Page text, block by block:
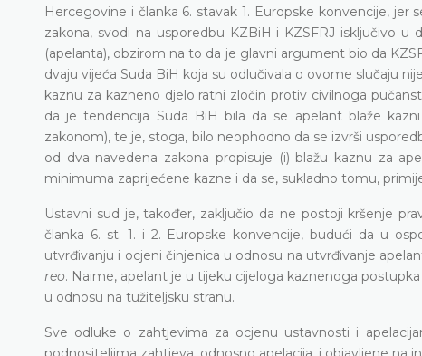
Hercegovine i članka 6. stavak 1. Europske konvencije, jer
zakona, svodi na usporedbu KZBiH i KZSFRJ isključivo
(apelanta), obzirom na to da je glavni argument bio da
dvaju vijeća Suda BiH koja su odlučivala o ovome slučaju
kaznu za kazneno djelo ratni zločin protiv civilnoga
da je tendencija Suda BiH bila da se apelant blaže
zakonom), te je, stoga, bilo neophodno da se izvrši
od dva navedena zakona propisuje (i) blažu kaznu za
minimuma zaprijećene kazne i da se, sukladno tomu,
Ustavni sud je, također, zaključio da ne postoji kršenje
članka 6. st. 1. i 2. Europske konvencije, budući da u
utvrđivanju i ocjeni činjenica u odnosu na utvrđivanje
reo. Naime, apelant je u tijeku cijeloga kaznenoga
u odnosu na tužiteljsku stranu.
Sve odluke o zahtjevima za ocjenu ustavnosti i